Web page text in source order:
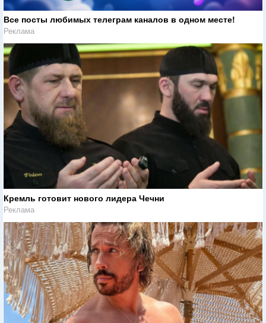
Все посты любимых телеграм каналов в одном месте!
Реклама
Кремль готовит нового лидера Чечни
Реклама